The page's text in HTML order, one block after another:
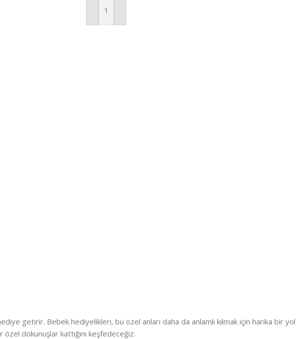
Sepete Ekle
getirir. Bebek hediyelikleri, bu özel anları daha da anlamlı kılmak için harika bir yol
dokunuşlar kattığını keşfedeceğiz.